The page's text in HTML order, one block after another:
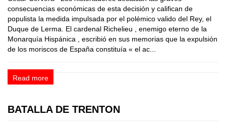
consecuencias económicas de esta decisión y califican de
populista la medida impulsada por el polémico valido del Rey, el
Duque de Lerma. El cardenal Richelieu , enemigo eterno de la
Monarquía Hispánica , escribió en sus memorias que la expulsión
de los moriscos de España constituía « el ac...
Read more
BATALLA DE TRENTON